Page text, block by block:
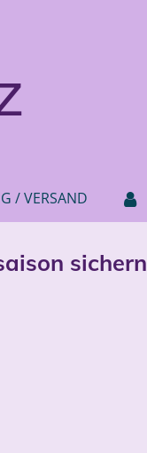
/ VERSAND
sichern